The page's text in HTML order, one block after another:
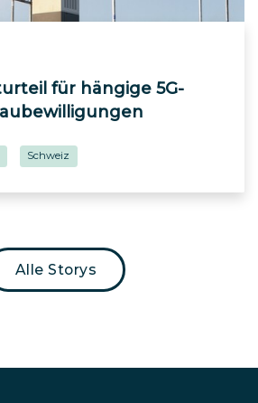
für hängige 5G-
Schweiz
Alle Storys